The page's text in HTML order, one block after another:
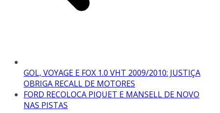
GOL, VOYAGE E FOX 1.0 VHT 2009/2010: JUSTIÇA
OBRIGA RECALL DE MOTORES
FORD RECOLOCA PIQUET E MANSELL DE NOVO
NAS PISTAS